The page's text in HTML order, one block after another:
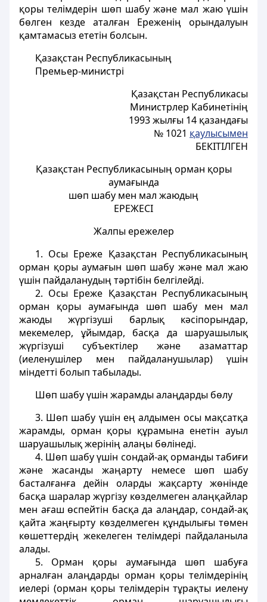
қоры телiмдерiн шөп шабу және мал жаю үшiн
бөлген кезде аталған Ереженiң орындалуын
қамтамасыз ететiн болсын.
Қазақстан Республикасының
Премьер-министрi
Қазақстан Республикасы
Министрлер Кабинетінің
1993 жылғы 14 қазандағы
№ 1021 қаулысымен
БЕКIТIЛГЕН
Қазақстан Республикасының орман қоры
аумағында
шөп шабу мен мал жаюдың
ЕРЕЖЕСI
Жалпы ережелер
1. Осы Ереже Қазақстан Республикасының
орман қоры аумағын шөп шабу және мал жаю
үшiн пайдаланудың тәртібін белгiлейдi.
2. Осы Ереже Қазақстан Республикасының
орман қоры аумағында шөп шабу мен мал
жаюды жүргiзушi барлық кәсiпорындар,
мекемелер, ұйымдар, басқа да шаруашылық
жүргiзушi субъектiлер және азаматтар
(иеленушiлер мен пайдаланушылар) үшiн
мiндеттi болып табылады.
Шөп шабу үшiн жарамды алаңдарды бөлу
3. Шөп шабу үшiн ең алдымен осы мақсатқа
жарамды, орман қоры құрамына енетiн ауыл
шаруашылық жерiнiң алаңы бөлiнедi.
4. Шөп шабу үшiн сондай-ақ орманды табиғи
және жасанды жаңарту немесе шөп шабу
басталғанға дейiн оларды жақсарту жөнiнде
басқа шаралар жүргiзу көзделмеген алаңқайлар
мен ағаш өспейтiн басқа да алаңдар, сондай-ақ
қайта жаңғырту көзделмеген құндылығы төмен
көшеттердiң жекелеген телiмдерi пайдаланыла
алады.
5. Орман қоры аумағында шөп шабуға
арналған алаңдарды орман қоры телiмдерiнiң
иелерi (орман қоры телiмдерiн тұрақты иелену